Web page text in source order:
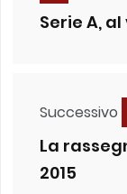
Serie A,
Successivo
La
2015